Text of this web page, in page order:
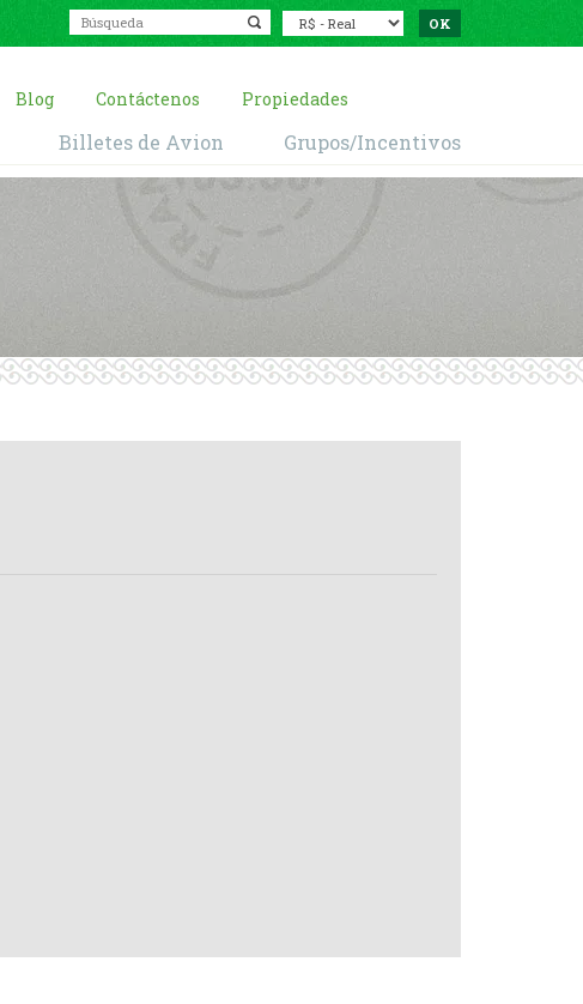
Blog Contáctenos Propiedades
Billetes de Avion Grupos/Incentivos